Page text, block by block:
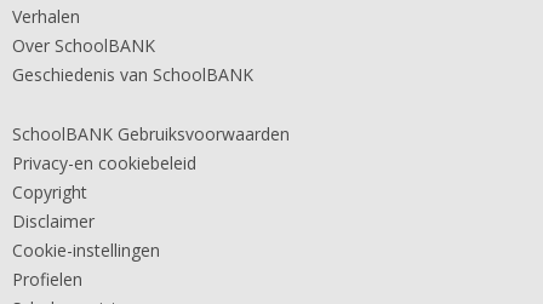
Verhalen
Over SchoolBANK
Geschiedenis van SchoolBANK
SchoolBANK Gebruiksvoorwaarden
Privacy-en cookiebeleid
Copyright
Disclaimer
Cookie-instellingen
Profielen